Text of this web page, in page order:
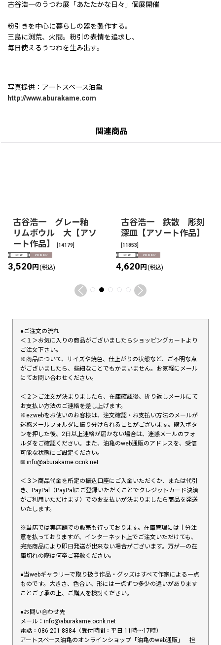
古谷浩一のうつわ展「あたたかな日々」個展開催
粉引きを中心に暮らしの器を製作する。
三島に渕荒、火間。粉引の表情を追求し、
毎日使えるうつわを生み出す。
写真提供：アートスペース油亀
http://www.aburakame.com
関連商品
古谷浩一 グレー釉
リムボウル 大【アソ
ート作品】
[14179]
3,520円 (税込)
古谷浩一 鉄散 彫刻
深皿【アソート作品】
[11853]
4,620円 (税込)
●ご注文の流れ
＜１＞お気に入りの商品がございましたらショッピングカートより
ご注文下さい。
※商品について、サイズや焼色、仕上がりの状態など、ご不明な点
がございましたら、些細なことでもかまいません。お気軽にメール
にてお問い合わせください。
＜２＞ご注文が決まりましたら、在庫確認後、折り返しメールにて
お支払い方法のご連絡を差し上げます。
※ezwebをお使いのお客様は、注文確認・お支払い方法のメールが
迷惑メールフォルダに振り分けられることがございます。購入ボタ
ンを押した後、2日以上連絡が届かない場合は、迷惑メールのフォ
ルダをご確認ください。また、油亀のweb通販のアドレスを、受信
可能な状態にご設定ください。
✉︎ info@aburakame.ocnk.net
＜３＞商品代金を所定の振込口座にご入金いただくか、または代引
き、PayPal（PayPalにご登録いただくことでクレジットカード決済
がご利用いただけます）でのお支払いが決まりましたら商品を発送
いたします。
※当店では実店舗での販売も行っております。在庫管理には十分注
意を払っておりますが、インターネット上でご注文いただけても、
完売商品により即日発送が出来ない場合がございます。万が一の在
庫切れの際は何卒ご容赦ください。
●当webギャラリーで取り扱う作品・グッズはすべて作家による一点
ものです。大きさ、色合い、形には一点ずつ多少の違いがあります
ことご了承の上、ご購入を検討ください。
●お問い合わせ先
メール：info@aburakame.ocnk.net
電話：086-201-8884（受付時間：平日 11時〜17時）
アートスペース油亀のオンラインショップ「油亀のweb通販」 担